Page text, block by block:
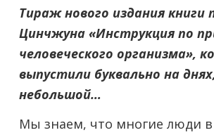
Тираж нового издания книги
Цинчжуна «Инструкция по
человеческого организма»,
выпустили буквально на
небольшой…
Мы знаем, что многие люди